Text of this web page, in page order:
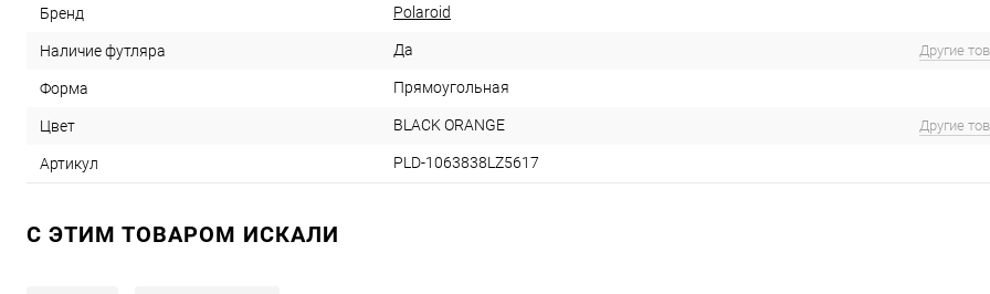
Бренд Polaroid
Наличие футляра Да Другие
Форма Прямоугольная
Цвет BLACK ORANGE Другие
Артикул PLD-1063838LZ5617
C ЭТИМ ТОВАРОМ ИСКАЛИ